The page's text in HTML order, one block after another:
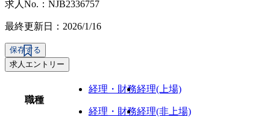
求人No.：NJB2336757
最終更新日：2026/1/16
保存する
求人エントリー
職種
経理・財務経理(上場)
経理・財務経理(非上場)